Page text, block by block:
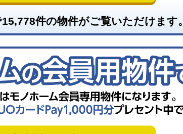
15,778件の物件がご覧いただけます。